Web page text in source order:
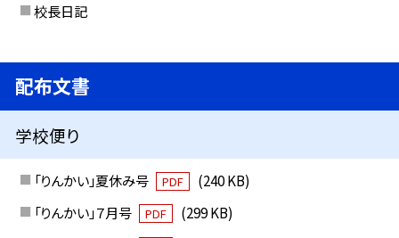
校長日記
配布文書
学校便り
「りんかい」夏休み号 PDF
(240 KB)
「りんかい」７月号
PDF
(299 KB)